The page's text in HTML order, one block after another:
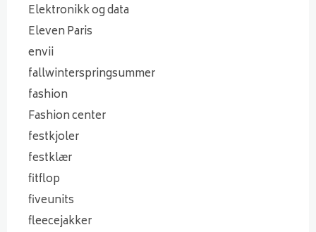
Elektronikk og data
Eleven Paris
envii
fallwinterspringsummer
fashion
Fashion center
festkjoler
festklær
fitflop
fiveunits
fleecejakker